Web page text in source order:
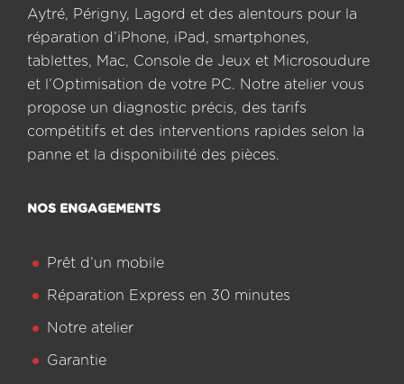
Aytré, Périgny, Lagord et des alentours pour la
réparation d’iPhone, iPad, smartphones,
tablettes, Mac, Console de Jeux et Microsoudure
et l’Optimisation de votre PC. Notre atelier vous
propose un diagnostic précis, des tarifs
compétitifs et des interventions rapides selon la
panne et la disponibilité des pièces.
NOS ENGAGEMENTS
Prêt d’un mobile
Réparation Express en 30 minutes
Notre atelier
Garantie